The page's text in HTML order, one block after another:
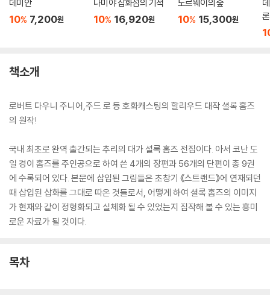
데미안
10% 7,200원
나미야 잡화점의 기적
10% 16,920원
노르웨이의 숲
10% 15,300원
책소개
로버트 다우니 주니어,주드 로 등 호화캐스팅의 할리우드 대작 셜록 홈즈
의 원작!
국내 최초로 완역 출간되는 추리의 대가 셜록 홈즈 전집이다. 아서 코난 도
일 경이 홈즈를 주인공으로 하여 쓴 4개의 장편과 56개의 단편이 총 9권
에 수록되어 있다. 본문에 삽입된 그림들은 초창기 《스트랜드》에 연재되던
때 삽입된 삽화를 그대로 따온 것들로서, 어떻게 하여 셜록 홈즈의 이미지
가 현재와 같이 정형화되고 실체화 될 수 있었는지 짐작해 볼 수 있는 흥미
로운 자료가 될 것이다.
목차